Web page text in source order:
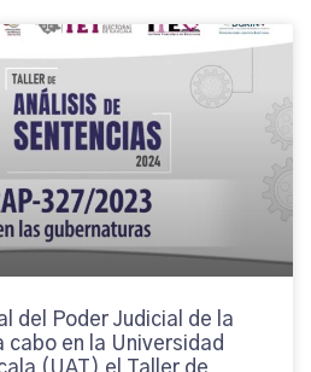
del Poder Judicial de la
cabo en la Universidad
(UAT) el Taller de